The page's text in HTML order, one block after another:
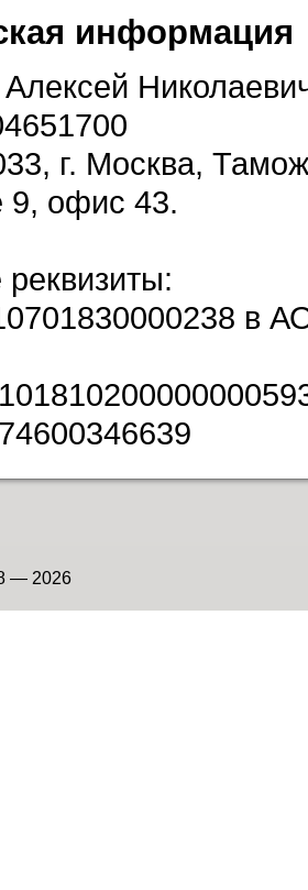
информация
г. Москва,
9, офис 43.
реквизиты:
в
— 2026